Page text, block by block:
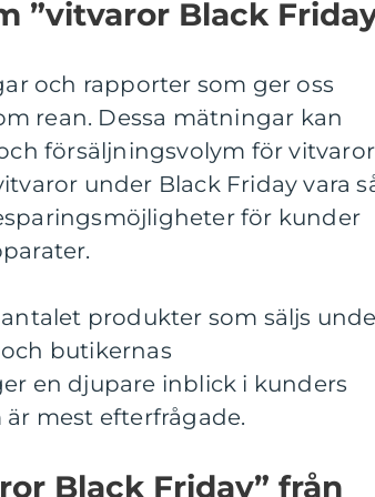
”vitvaror Black
och rapporter som ger oss
rean. Dessa mätningar kan
försäljningsvolym för
under Black Friday vara
för kunder
produkter som säljs
butikernas
en djupare inblick i kunders
mest efterfrågade.
Black Friday” från